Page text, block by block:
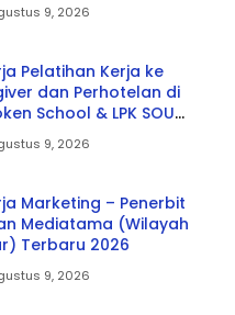
9, 2026
Pelatihan Kerja ke
dan Perhotelan di
School & LPK SOU
9, 2026
Marketing – Penerbit
Mediatama (Wilayah
Terbaru 2026
9, 2026